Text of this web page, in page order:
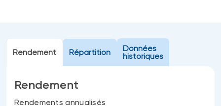
SOLUTIONS DE LIQUIDITÉ
CPG à taux fixe
Énoncé politique de placement
(Portefeuilles Méritage)
Rendement Répartition
Données
historiques
Rendement
Rendements annualisés